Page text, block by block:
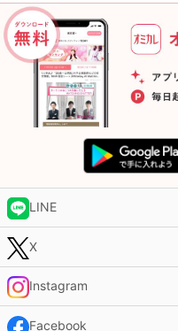
LINE
X
Instagram
Facebook